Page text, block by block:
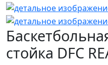
стойка DFC